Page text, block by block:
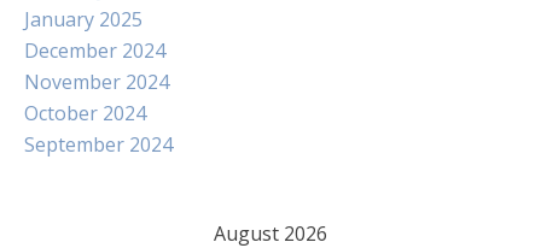
January 2025
December 2024
November 2024
October 2024
September 2024
August 2026